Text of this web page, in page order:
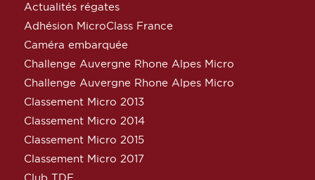
Actualités régates
Adhésion MicroClass France
Caméra embarquée
Challenge Auvergne Rhone Alpes Micro
Challenge Auvergne Rhone Alpes Micro
Classement Micro 2013
Classement Micro 2014
Classement Micro 2015
Classement Micro 2017